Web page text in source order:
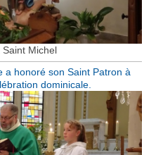
Michel
a honoré son Saint Patron à
dominicale.